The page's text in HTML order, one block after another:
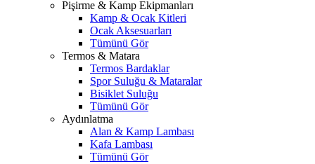
Pişirme & Kamp Ekipmanları
Kamp & Ocak Kitleri
Ocak Aksesuarları
Tümünü Gör
Termos & Matara
Termos Bardaklar
Spor Suluğu & Mataralar
Bisiklet Suluğu
Tümünü Gör
Aydınlatma
Alan & Kamp Lambası
Kafa Lambası
Tümünü Gör